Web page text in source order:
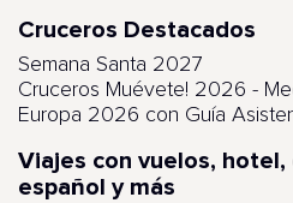
Cruceros Destacados
Semana Santa 2027
Cruceros Muévete! 2026 -
Europa 2026 con Guía
Viajes con vuelos, hotel,
español y más